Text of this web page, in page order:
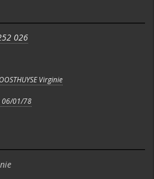
026
Virginie
06/01/78